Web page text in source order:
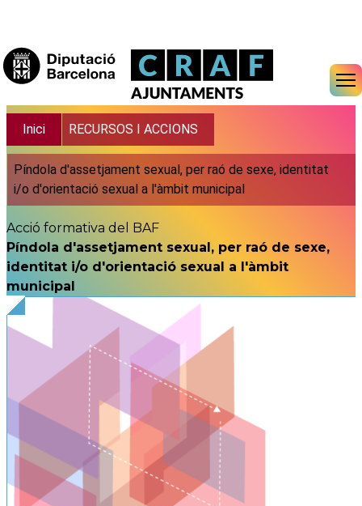
Vés al contingut
Fil d'ariadna
Inici RECURSOS I ACCIONS
Píndola d'assetjament sexual, per raó de sexe, identitat
i/o d'orientació sexual a l'àmbit municipal
Acció formativa del BAF
Píndola d'assetjament sexual, per raó de sexe,
identitat i/o d'orientació sexual a l'àmbit
municipal